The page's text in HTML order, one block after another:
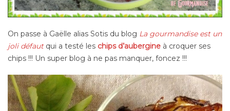
On passe à Gaëlle alias Sotis du blog La gourmandise est un
joli défautqui a testé les chips d’aubergine à croquer ses
chips !!! Un super blog à ne pas manquer, foncez !!!